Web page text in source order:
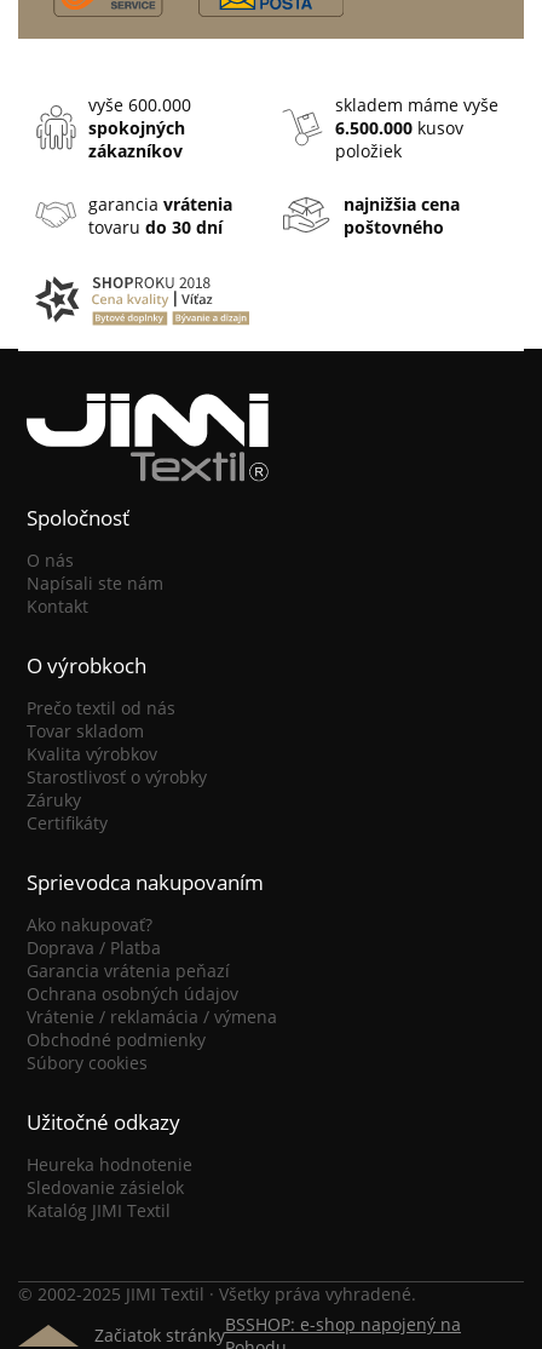
vyše 600.000
spokojných
zákazníkov
skladem máme vyše
6.500.000 kusov
položiek
garanciavrátenia
tovarudo 30 dní
najnižšia cena
poštovného
Spoločnosť
O nás
Napísali ste nám
Kontakt
O výrobkoch
Prečo textil od nás
Tovar skladom
Kvalita výrobkov
Starostlivosť o výrobky
Záruky
Certifikáty
Sprievodca nakupovaním
Ako nakupovať?
Doprava / Platba
Garancia vrátenia peňazí
Ochrana osobných údajov
Vrátenie / reklamácia / výmena
Obchodné podmienky
Súbory cookies
Užitočné odkazy
Heureka hodnotenie
Sledovanie zásielok
Katalóg JIMI Textil
© 2002-2025 JIMI Textil · Všetky práva vyhradené.
Začiatok stránkyBSSHOP: e-shop napojený na